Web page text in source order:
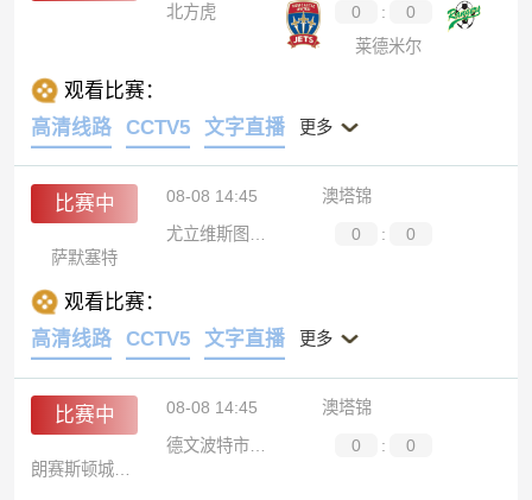
北方虎
0 :
0
莱德米尔
观看比赛：
高清线路
CCTV5 文字直播 更多
比赛中 08-08 14:45
澳塔锦
0 :
0
萨默塞特
观看比赛：
高清线路
CCTV5 文字直播 更多
比赛中 08-08 14:45
澳塔锦
德文波特市后备队
0 :
0